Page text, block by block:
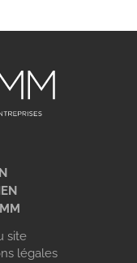
site
légales